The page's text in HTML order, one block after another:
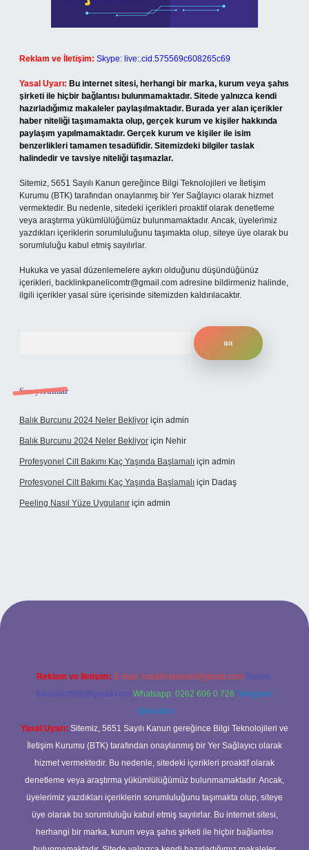
Reklam ve İletişim: Skype: live:.cid.575569c608265c69
Yasal Uyarı: Bu internet sitesi, herhangi bir marka, kurum veya şahıs
şirketi ile hiçbir bağlantısı bulunmamaktadır. Sitede yalnızca kendi
hazırladığımız makaleler paylaşılmaktadır. Burada yer alan içerikler
haber niteliği taşımamakta olup, gerçek kurum ve kişiler hakkında
paylaşım yapılmamaktadır. Gerçek kurum ve kişiler ile isim
benzerlikleri tamamen tesadüfidir. Sitemizdeki bilgiler taslak
halindedir ve tavsiye niteliği taşımazlar.
Sitemiz, 5651 Sayılı Kanun gereğince Bilgi Teknolojileri ve İletişim
Kurumu (BTK) tarafından onaylanmış bir Yer Sağlayıcı olarak hizmet
vermektedir. Bu nedenle, sitedeki içerikleri proaktif olarak denetleme
veya araştırma yükümlülüğümüz bulunmamaktadır. Ancak, üyelerimiz
yazdıkları içeriklerin sorumluluğunu taşımakta olup, siteye üye olarak bu
sorumluluğu kabul etmiş sayılırlar.
Hukuka ve yasal düzenlemelere aykırı olduğunu düşündüğünüz
içerikleri, backlinkpanelicomtr@gmail.com adresine bildirmeniz halinde,
ilgili içerikler yasal süre içerisinde sitemizden kaldırılacaktır.
Son yorumlar
Balık Burcunu 2024 Neler Bekliyor için admin
Balık Burcunu 2024 Neler Bekliyor için Nehir
Profesyonel Cilt Bakımı Kaç Yaşında Başlamalı için admin
Profesyonel Cilt Bakımı Kaç Yaşında Başlamalı için Dadaş
Peeling Nasıl Yüze Uygulanır için admin
Reklam ve İletişim: E-mail: backlinkpaneli@gmail.com Teams:
forumhizmeti@gmail.com Whatsapp: 0262 606 0 726 Telegram:
@karabul
Yasal Uyarı: Sitemiz, 5651 Sayılı Kanun gereğince Bilgi Teknolojileri ve
İletişim Kurumu (BTK) tarafından onaylanmış bir Yer Sağlayıcı olarak
hizmet vermektedir. Bu nedenle, sitedeki içerikleri proaktif olarak
denetleme veya araştırma yükümlülüğümüz bulunmamaktadır. Ancak,
üyelerimiz yazdıkları içeriklerin sorumluluğunu taşımakta olup, siteye
üye olarak bu sorumluluğu kabul etmiş sayılırlar. Bu internet sitesi,
herhangi bir marka, kurum veya şahıs şirketi ile hiçbir bağlantısı